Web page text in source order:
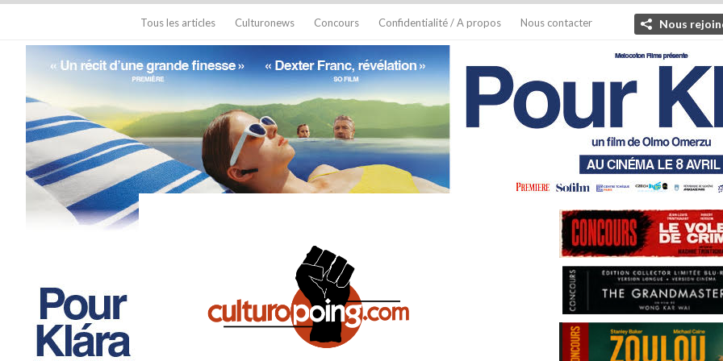
Tous les articles Culturonews Concours Confidentialité / A propos Nous contacter Nous